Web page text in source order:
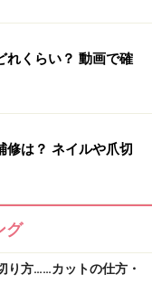
ット」3選……骨格
カールで作る！お
容をご確認くださ
チェック！
れくらい？ 動画で確
修は？ ネイルや爪切
グ
り方……カットの仕方・